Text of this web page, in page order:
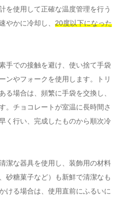
を使用して正確な温度管理を行う
やかに冷却し、 20度以下になった
手での接触を避け、使い捨て手袋
ンやフォークを使用します。トリ
る場合は、頻繁に手袋を交換し、
。チョコレートが室温に長時間さ
く行い、完成したものから順次冷
潔な器具を使用し、装飾用の材料
砂糖菓子など）も新鮮で清潔なも
ける場合は、使用直前にふるいに